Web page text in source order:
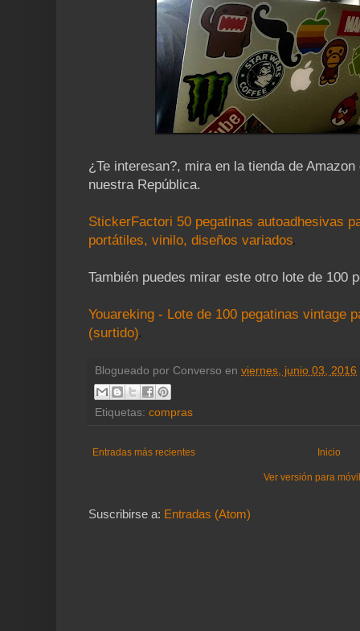
¿Te interesan?, mira en la tienda de
nuestra República.
StickerFactori 50 pegatinas autoadhesivas
portátiles, vinilo, diseños variados
También puedes mirar este otro lote de 100
Youareking - Lote de 100 pegatinas vintage
(surtido)
Blogueado por Converso en viernes, junio 03, 2016
Etiquetas: compras
Entradas más recientes Inicio
Ver versión para
Suscribirse a: Entradas (Atom)